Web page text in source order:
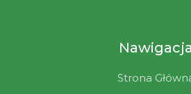
Nawigacja
Strona